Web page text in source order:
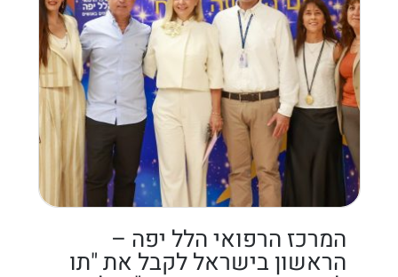
המרכז הרפואי הלל יפה –
הראשון בישראל לקבל את "תו